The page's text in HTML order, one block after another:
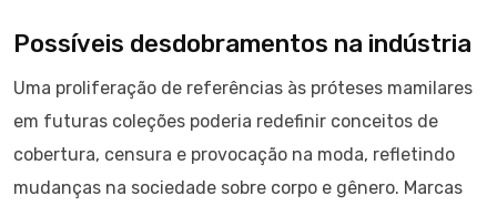
Possíveis desdobramentos na indústria
Uma proliferação de referências às próteses mamilares
em futuras coleções poderia redefinir conceitos de
cobertura, censura e provocação na moda, refletindo
mudanças na sociedade sobre corpo e gênero. Marcas